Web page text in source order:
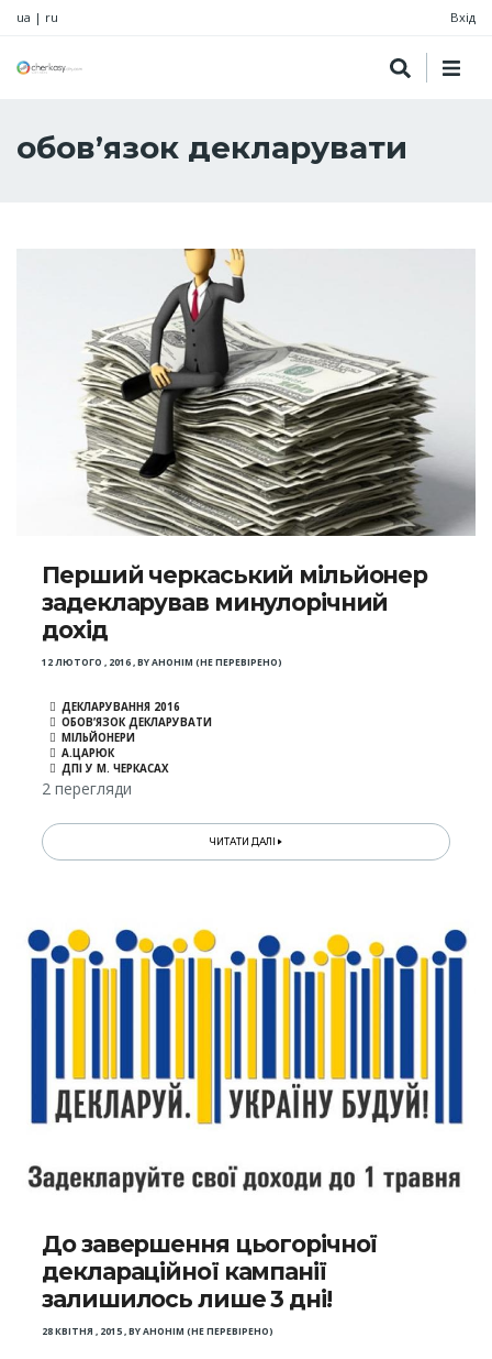
ua | ru Вхід
обов’язок декларувати
Перший черкаський мільйонер
задекларував минулорічний
дохід
12 ЛЮТОГО , 2016,BYАНОНІМ (НЕ ПЕРЕВІРЕНО)
ДЕКЛАРУВАННЯ 2016
ОБОВ’ЯЗОК ДЕКЛАРУВАТИ
МІЛЬЙОНЕРИ
А.ЦАРЮК
ДПІ У М. ЧЕРКАСАХ
2 перегляди
ЧИТАТИ ДАЛІ
До завершення цьогорічної
деклараційної кампанії
залишилось лише 3 дні!
28 КВІТНЯ , 2015,BYАНОНІМ (НЕ ПЕРЕВІРЕНО)